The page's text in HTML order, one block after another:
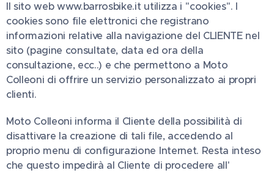
Il sito web www.barrosbike.it utilizza i ''cookies''. I
cookies sono file elettronici che registrano
informazioni relative alla navigazione del CLIENTE nel
sito (pagine consultate, data ed ora della
consultazione, ecc..) e che permettono a Moto
Colleoni di offrire un servizio personalizzato ai propri
clienti.
Moto Colleoni informa il Cliente della possibilità di
disattivare la creazione di tali file, accedendo al
proprio menu di configurazione Internet. Resta inteso
che questo impedirà al Cliente di procedere all'